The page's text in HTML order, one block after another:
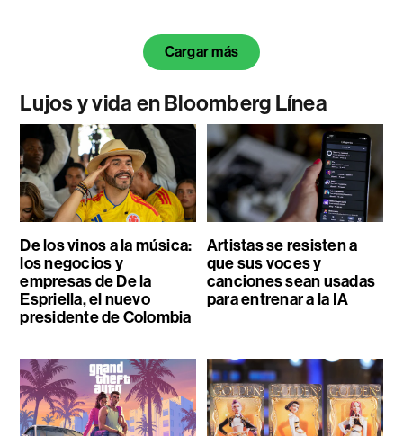
Cargar más
Lujos y vida en Bloomberg Línea
De los vinos a la música:
los negocios y
empresas de De la
Espriella, el nuevo
presidente de Colombia
Artistas se resisten a
que sus voces y
canciones sean usadas
para entrenar a la IA